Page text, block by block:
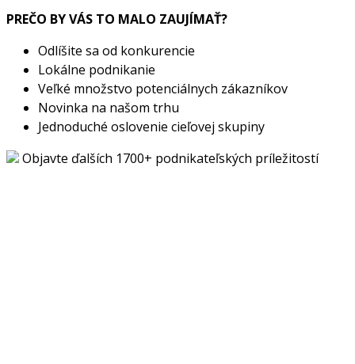
PREČO BY VÁS TO MALO ZAUJÍMAŤ?
Odlíšite sa od konkurencie
Lokálne podnikanie
Veľké množstvo potenciálnych zákazníkov
Novinka na našom trhu
Jednoduché oslovenie cieľovej skupiny
Objavte ďalších 1700+ podnikateľských príležitostí